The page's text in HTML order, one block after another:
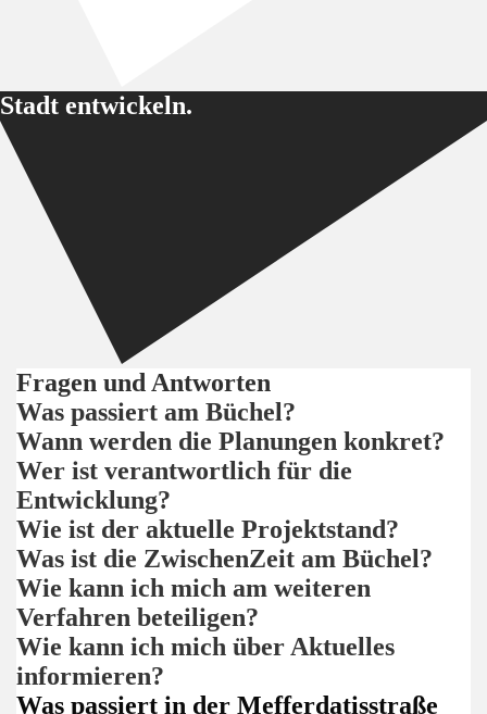
Stadt entwickeln.
Fragen und Antworten
Was passiert am Büchel?
Wann werden die Planungen konkret?
Wer ist verantwortlich für die
Entwicklung?
Wie ist der aktuelle Projektstand?
Was ist die ZwischenZeit am Büchel?
Wie kann ich mich am weiteren
Verfahren beteiligen?
Wie kann ich mich über Aktuelles
informieren?
Was passiert in der Mefferdatisstraße